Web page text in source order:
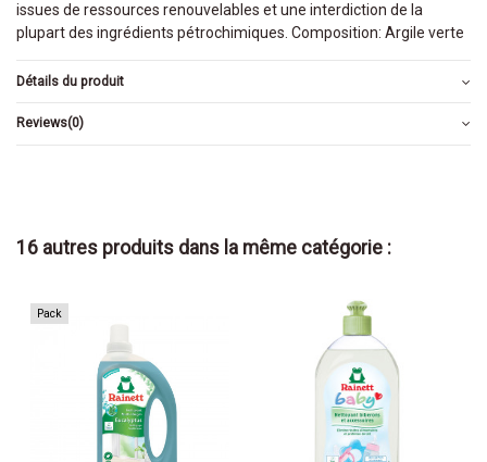
issues de ressources renouvelables et une interdiction de la
plupart des ingrédients pétrochimiques. Composition: Argile verte
Détails du produit
Reviews(0)
16 autres produits dans la même catégorie :
Pack